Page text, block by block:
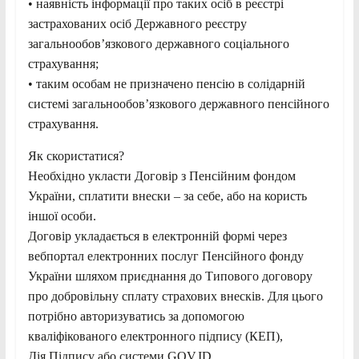
• наявність інформації про таких осіб в реєстрі
застрахованих осіб Державного реєстру
загальнообов’язкового державного соціального
страхування;
• таким особам не призначено пенсію в солідарній
системі загальнообов’язкового державного пенсійного
страхування.
Як скористатися?
Необхідно укласти Договір з Пенсійним фондом
України, сплатити внески – за себе, або на користь
іншої особи.
Договір укладається в електронній формі через
вебпортал електронних послуг Пенсійного фонду
України шляхом приєднання до Типового договору
про добровільну сплату страхових внесків. Для цього
потрібно авторизуватись за допомогою
кваліфікованого електронного підпису (КЕП),
Дія.Підпису або системи GOV.ID.